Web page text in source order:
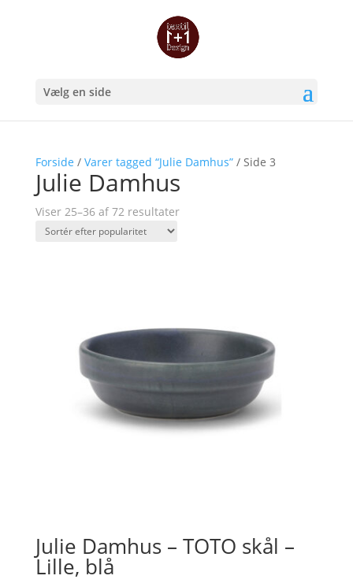
Vælg en side
Forside / Varer tagged “Julie Damhus”/ Side 3
Julie Damhus
Viser 25–36 af 72 resultaterSorteret
Julie Damhus – TOTO skål –
Lille, blå